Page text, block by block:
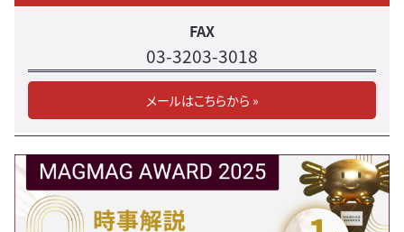
FAX
03-3203-3018
メールはこちらから »